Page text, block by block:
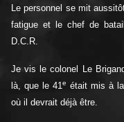
Le personnel se mit
fatigue et le chef de
D.C.R.
Je vis le colonel Le
là, que le 41e était mis à
où il devrait déjà être.